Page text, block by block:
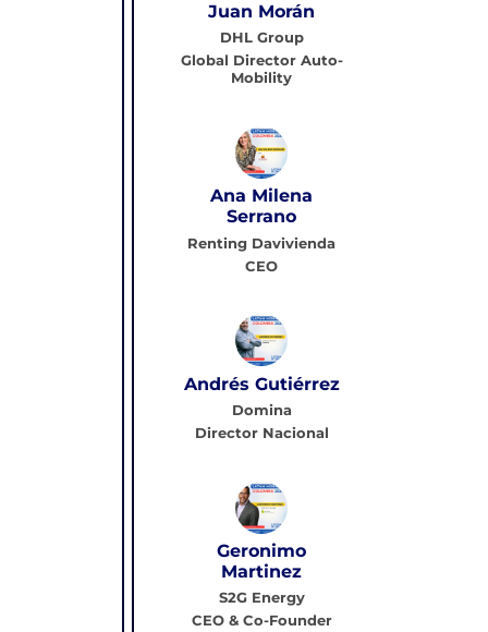
Juan Morán
DHL Group
Global Director Auto-
Mobility
Ana Milena
Serrano
Renting Davivienda
CEO
Andrés Gutiérrez
Domina
Director Nacional
Geronimo
Martinez
S2G Energy
CEO & Co-Founder